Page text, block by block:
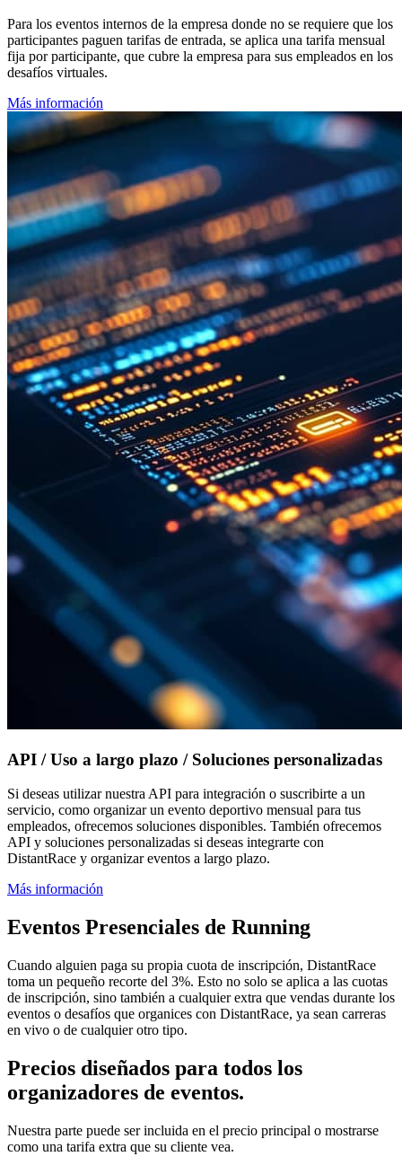
Para los eventos internos de la empresa donde no se requiere que los
participantes paguen tarifas de entrada, se aplica una tarifa mensual
fija por participante, que cubre la empresa para sus empleados en los
desafíos virtuales.
Más información
API / Uso a largo plazo / Soluciones personalizadas
Si deseas utilizar nuestra API para integración o suscribirte a un
servicio, como organizar un evento deportivo mensual para tus
empleados, ofrecemos soluciones disponibles. También ofrecemos
API y soluciones personalizadas si deseas integrarte con
DistantRace y organizar eventos a largo plazo.
Más información
Eventos Presenciales de Running
Cuando alguien paga su propia cuota de inscripción, DistantRace
toma un pequeño recorte del 3%. Esto no solo se aplica a las cuotas
de inscripción, sino también a cualquier extra que vendas durante los
eventos o desafíos que organices con DistantRace, ya sean carreras
en vivo o de cualquier otro tipo.
Precios diseñados para todos los
organizadores de eventos.
Nuestra parte puede ser incluida en el precio principal o mostrarse
como una tarifa extra que su cliente vea.